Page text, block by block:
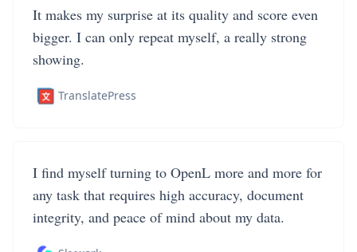
It makes my surprise at its quality and score even
bigger. I can only repeat myself, a really strong
showing.
TranslatePress
I find myself turning to OpenL more and more for
any task that requires high accuracy, document
integrity, and peace of mind about my data.